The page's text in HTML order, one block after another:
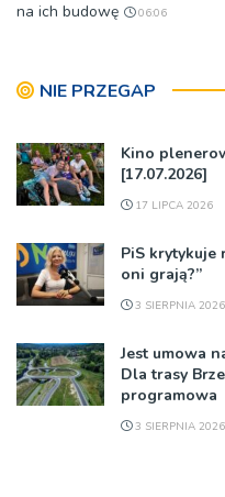
na ich budowę
06:06
NIE PRZEGAP
Kino
[17.07.2026]
17 LIPCA 2026
PiS krytykuje
oni grają?”
3 SIERPNIA 2026
Jest umowa
Dla trasy
programowa
3 SIERPNIA 2026